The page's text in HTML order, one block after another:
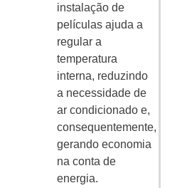
instalação de
películas ajuda a
regular a
temperatura
interna, reduzindo
a necessidade de
ar condicionado e,
consequentemente,
gerando economia
na conta de
energia.